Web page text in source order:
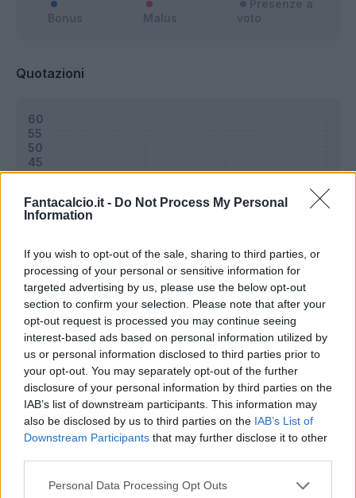
Fantacalcio.it - Do Not Process My Personal
Information
If you wish to opt-out of the sale, sharing to third parties, or
processing of your personal or sensitive information for
targeted advertising by us, please use the below opt-out
section to confirm your selection. Please note that after your
opt-out request is processed you may continue seeing
interest-based ads based on personal information utilized by
us or personal information disclosed to third parties prior to
your opt-out. You may separately opt-out of the further
disclosure of your personal information by third parties on the
IAB’s list of downstream participants. This information may
also be disclosed by us to third parties on the IAB’s List of
Downstream Participants that may further disclose it to other
Personal Data Processing Opt Outs
Bonus Malus
Presenze a
voto
Quotazioni
Classic Mantra
Riepilogo stagione
Titolare 9 - 32%
Squalificato 0 - 0